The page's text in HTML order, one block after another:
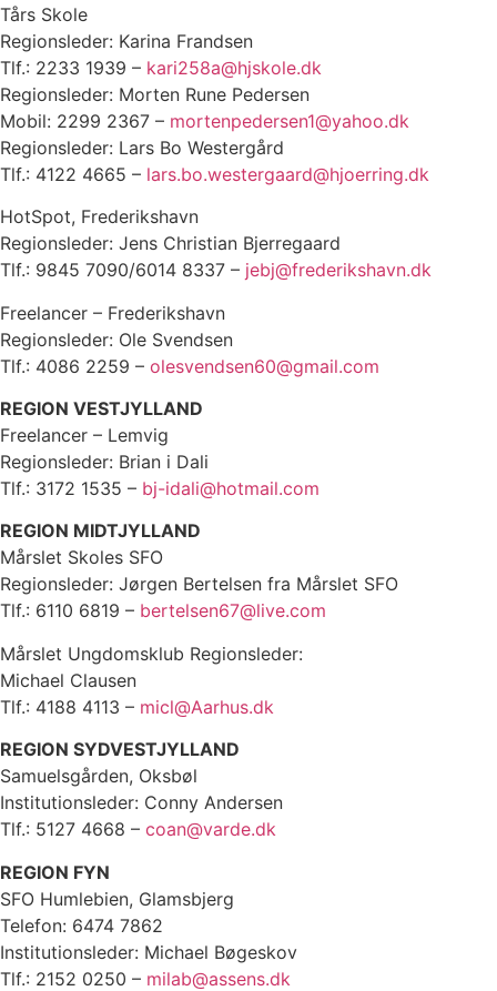
Tårs Skole
Regionsleder: Karina Frandsen
Tlf.: 2233 1939 – kari258a@hjskole.dk
Regionsleder: Morten Rune Pedersen
Mobil: 2299 2367 – mortenpedersen1@yahoo.dk
Regionsleder: Lars Bo Westergård
Tlf.: 4122 4665 – lars.bo.westergaard@hjoerring.dk
HotSpot, Frederikshavn
Regionsleder: Jens Christian Bjerregaard
Tlf.: 9845 7090/6014 8337 – jebj@frederikshavn.dk
Freelancer – Frederikshavn
Regionsleder: Ole Svendsen
Tlf.: 4086 2259 – olesvendsen60@gmail.com
REGION VESTJYLLAND
Freelancer – Lemvig
Regionsleder: Brian i Dali
Tlf.: 3172 1535 – bj-idali@hotmail.com
REGION MIDTJYLLAND
Mårslet Skoles SFO
Regionsleder: Jørgen Bertelsen fra Mårslet SFO
Tlf.: 6110 6819 – bertelsen67@live.com
Mårslet Ungdomsklub Regionsleder:
Michael Clausen
Tlf.: 4188 4113 – micl@Aarhus.dk
REGION SYDVESTJYLLAND
Samuelsgården, Oksbøl
Institutionsleder: Conny Andersen
Tlf.: 5127 4668 – coan@varde.dk
REGION FYN
SFO Humlebien, Glamsbjerg
Telefon: 6474 7862
Institutionsleder: Michael Bøgeskov
Tlf.: 2152 0250 – milab@assens.dk